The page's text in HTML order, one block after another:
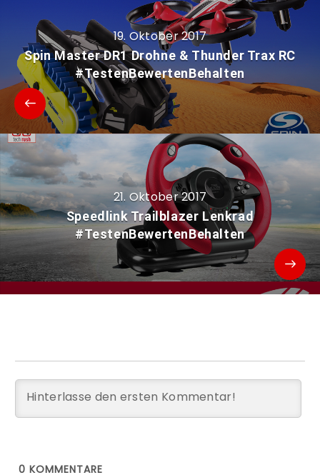
19. Oktober 2017
Spin Master DR1 Drohne & Thunder Trax RC
#TestenBewertenBehalten
21. Oktober 2017
Speedlink Trailblazer Lenkrad
#TestenBewertenBehalten
0 KOMMENTARE